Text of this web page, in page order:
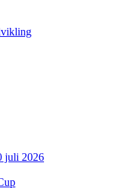
juli 2026